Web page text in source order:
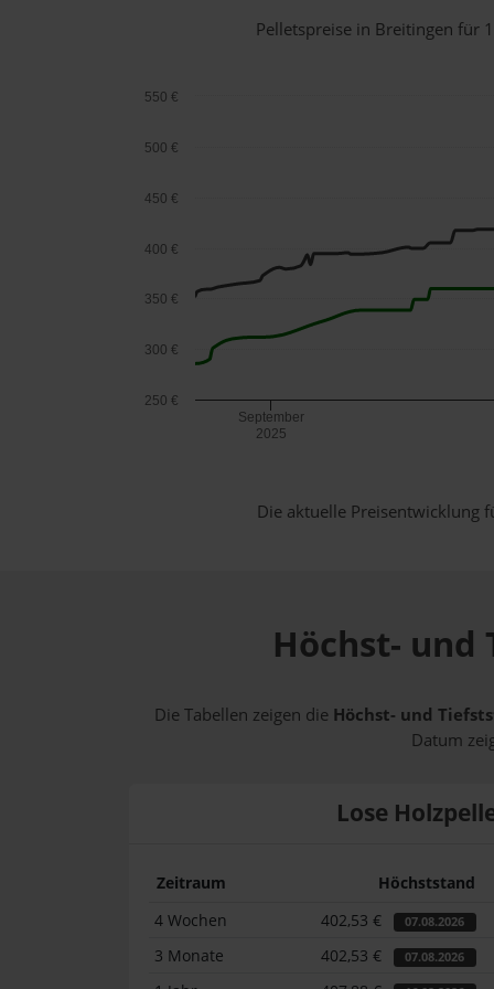
Pelletspreise in Breitingen für
September
2025
250 €
300 €
350 €
400 €
450 €
500 €
550 €
Die aktuelle Preisentwicklung
Höchst- und
Die Tabellen zeigen die Höchst- und
Datum
Lose
Zeitraum Höchststand
4 Wochen
402,53 € 07.08.2026
3 Monate 402,53 € 07.08.2026